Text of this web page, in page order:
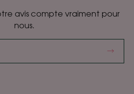
avis compte vraiment pour
nous.